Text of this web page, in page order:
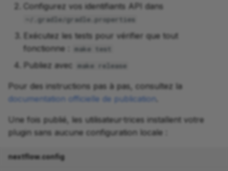
Configurez vos identifiants API dans
~/.gradle/gradle.properties
Exécutez les tests pour vérifier que tout
fonctionne :
make test
Publiez avec make release
Pour des instructions pas à pas, consultez la
documentation officielle de publication
Une fois publié, les utilisateur·trices installent votre
plugin sans aucune configuration locale :
nextflow.config